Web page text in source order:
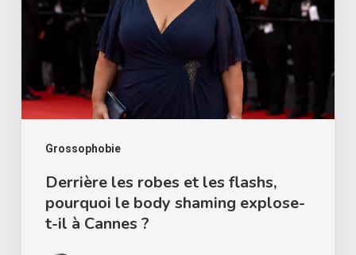
Grossophobie
le
body
shaming
explose-Derrière les robes et les flashs,
pourquoi le body shaming explose-
t-il à Cannes ?